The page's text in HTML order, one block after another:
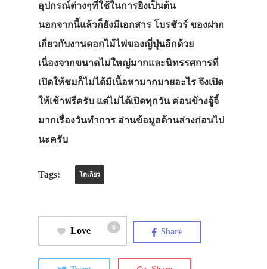
อุปกรณ์ต่างๆที่ใช้ในการยิงเป็นต้น
นอกจากนี้แล้วก็ยังมีเอกสาร โบรชัวร์ ของฝาก
เกี่ยวกับงานดอกไม้ไฟของญี่ปุ่นอีกด้วย
เนื่องจากขนาดไม่ใหญ่มากและนิทรรศการที่
เปิดให้ชมก็ไม่ได้มีเนื้อหามากมายอะไร จึงเปิด
ให้เข้าฟรีครับ แต่ไม่ได้เปิดทุกวัน ค่อนข้างจู้จี้
มากเรื่องวันทำการ อ่านข้อมูลด้านล่างก่อนไป
นะครับ
Tags: โตเกียว
Love 0 Share